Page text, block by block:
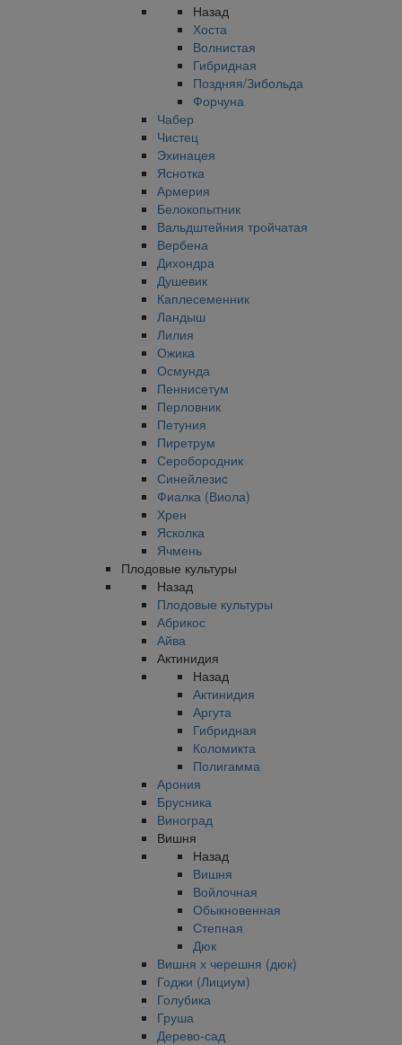
Назад
Хоста
Волнистая
Гибридная
Поздняя/Зибольда
Форчуна
Чабер
Чистец
Эхинацея
Яснотка
Армерия
Белокопытник
Вальдштейния тройчатая
Вербена
Дихондра
Душевик
Каплесеменник
Ландыш
Лилия
Ожика
Осмунда
Пеннисетум
Перловник
Петуния
Пиретрум
Серобородник
Синейлезис
Фиалка (Виола)
Хрен
Ясколка
Ячмень
Плодовые культуры
Назад
Плодовые культуры
Абрикос
Айва
Актинидия
Назад
Актинидия
Аргута
Гибридная
Коломикта
Полигамма
Арония
Брусника
Виноград
Вишня
Назад
Вишня
Войлочная
Обыкновенная
Степная
Дюк
Вишня х черешня (дюк)
Годжи (Лициум)
Голубика
Груша
Дерево-сад